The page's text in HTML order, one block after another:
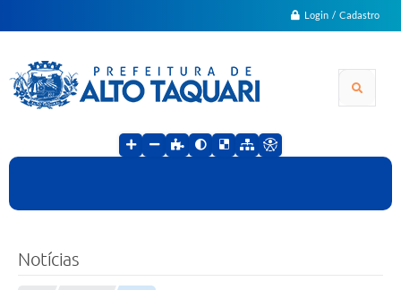
Login / Cadastro
Notícias